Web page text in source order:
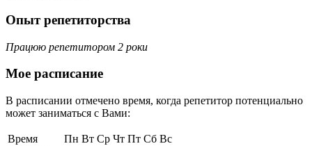
Опыт репетиторства
Працюю репетитором 2 роки
Мое расписание
В расписании отмечено время, когда репетитор потенциально
может заниматься с Вами:
Время Пн Вт Ср Чт Пт Сб Вс